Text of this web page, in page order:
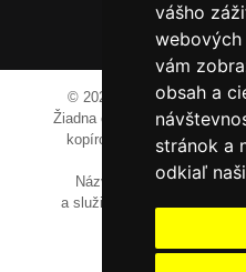
vášho
webových
vám
obsah a
stránok a
odkiaľ
© 2023-2024 JM Media,
Žiadna časť tohto portálu ak
kopírovaná, alebo
Názvy spoločností, firiem
a služieb môžu byť
ich